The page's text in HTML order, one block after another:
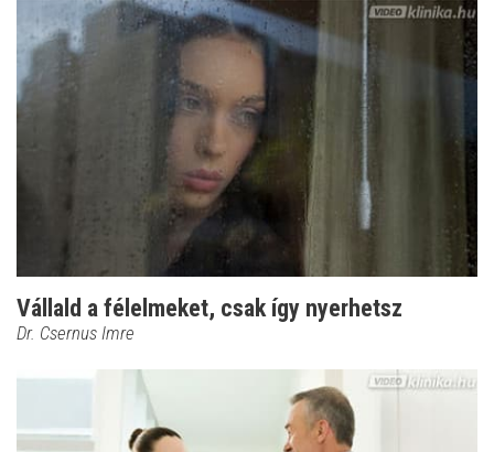
Vállald a félelmeket, csak így nyerhetsz
Dr. Csernus Imre